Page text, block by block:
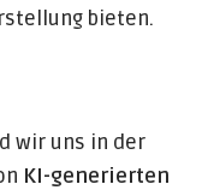
bieten.
wir uns in der
KI-generierten